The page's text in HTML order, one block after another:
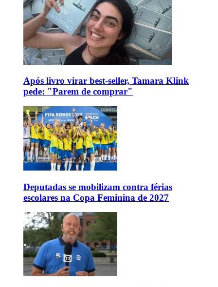
Após livro virar best-seller, Tamara Klink
pede: "Parem de comprar"
Deputadas se mobilizam contra férias
escolares na Copa Feminina de 2027